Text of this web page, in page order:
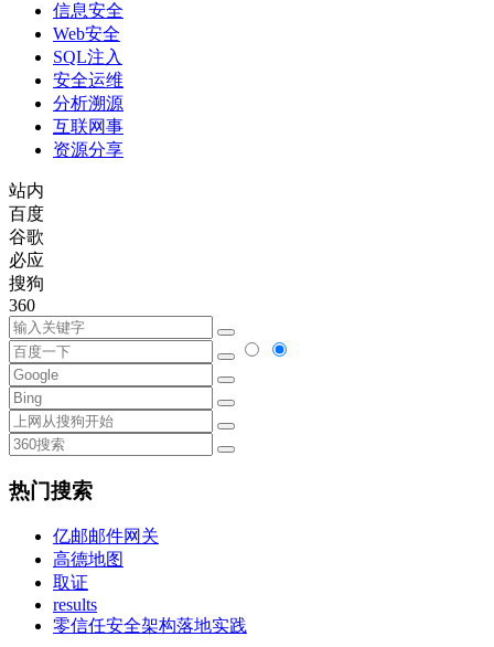
信息安全
Web安全
SQL注入
安全运维
分析溯源
互联网事
资源分享
站内
百度
谷歌
必应
搜狗
360
热门搜索
亿邮邮件网关
高德地图
取证
results
零信任安全架构落地实践